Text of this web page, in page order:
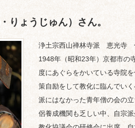
りょうじゅん）さん。
浄土宗西山禅林寺派 恵光寺
1948年（昭和23年）京都市の
度にあぐらをかいている寺院
策自励をして教化に臨んでい
派にはなかった青年僧の会の
侶養成機関も乏しい中、自宗